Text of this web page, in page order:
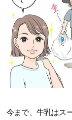
今まで、牛乳はス